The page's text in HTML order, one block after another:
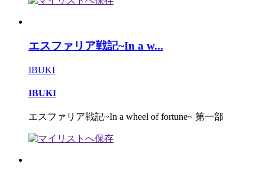
エスファリア戦記~In a w...
IBUKI
IBUKI
エスファリア戦記~In a wheel of fortune~ 第一部